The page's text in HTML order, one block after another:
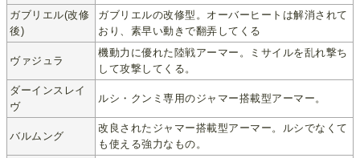
ガブリエル(改修
後)
ガブリエルの改修型。オーバーヒートは解消されて
おり、素早い動きで翻弄してくる
ヴァジュラ
機動力に優れた陸戦アーマー。ミサイルを乱れ撃ち
して攻撃してくる。
ダーインスレイ
ヴ
ルシ・クンミ専用のジャマー搭載型アーマー。
バルムング
改良されたジャマー搭載型アーマー。ルシでなくて
も使える強力なもの。